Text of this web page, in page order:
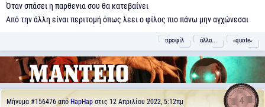
Όταν σπάσει η παρθενια σου θα κατεβαίνει
Από την άλλη είναι περιτομή όπως λεει ο φίλος πιο πάνω μην αγχώνεσαι
προφίλ άλλα... ˵quote˶
4
Μήνυμα #156476από HapHap στις 12 Απριλίου 2022, 5:12πμ